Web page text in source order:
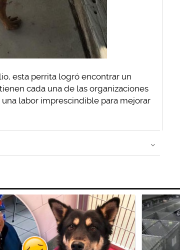
esta perrita logró encontrar un
cada una de las organizaciones
labor imprescindible para mejorar